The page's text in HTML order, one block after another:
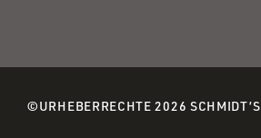
©URHEBERRECHTE 2026 SCHMIDT’S